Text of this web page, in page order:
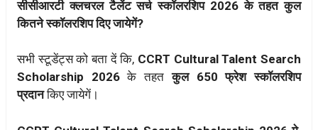
सीसीआरटी क्लचरल टैलेंट सर्च स्कॉलरशिप 2026 के तहत कुल
कितने स्कॉलरशिप दिए जायेगें?
सभी स्टूडेंट्स को बता दें कि, CCRT Cultural Talent Search
Scholarship 2026के तहतकुल 650 फ्रेश स्कॉलरशिप
प्रदानकिए जायेगें।